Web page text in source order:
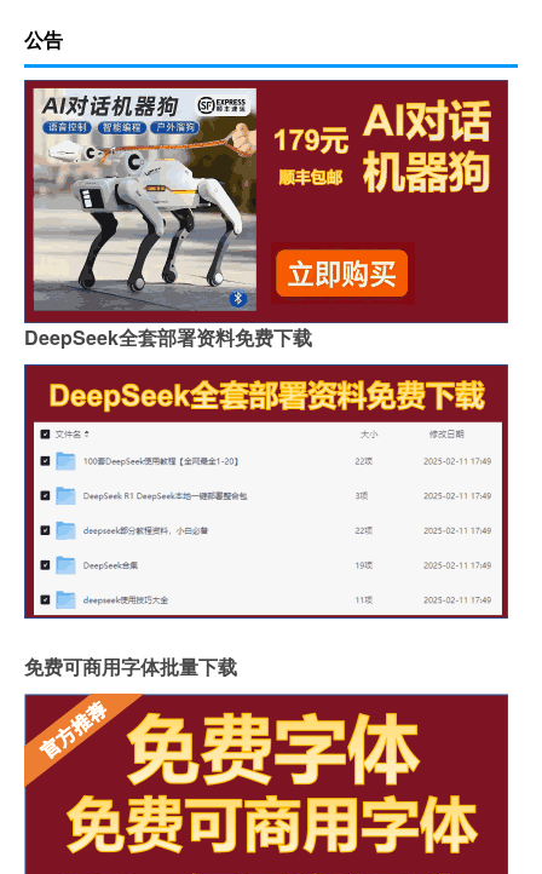
公告
DeepSeek全套部署资料免费下载
免费可商用字体批量下载